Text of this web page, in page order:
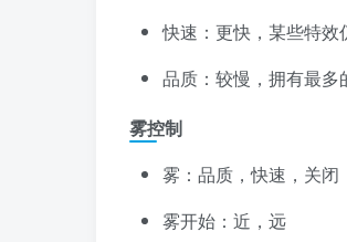
快速：更快，某些特效
品质：较慢，拥有最多
雾控制
雾：品质，快速，关闭
雾开始：近，远